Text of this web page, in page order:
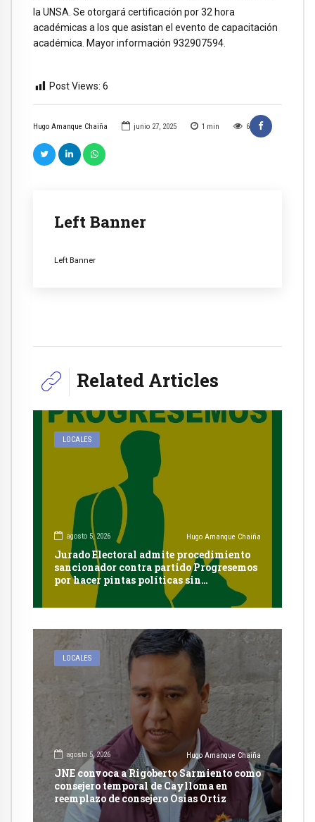
Hugo Amanque Chaiña junio 27, 2025 1 min 6
Left Banner
Left Banner
la UNSA. Se otorgará certificación por 32 hora
académicas a los que asistan el evento de capacitación
académica. Mayor información 932907594.
Post Views: 6
Related Articles
LOCALES
agosto 5, 2026 Hugo Amanque Chaiña
Jurado Electoral admite procedimiento
sancionador contra partido Progresemos
por hacer pintas políticas sin
autorización en Cayma
LOCALES
agosto 5, 2026 Hugo Amanque Chaiña
JNE convoca a Rigoberto Sarmiento como
consejero temporal de Caylloma en
reemplazo de consejero Osias Ortiz